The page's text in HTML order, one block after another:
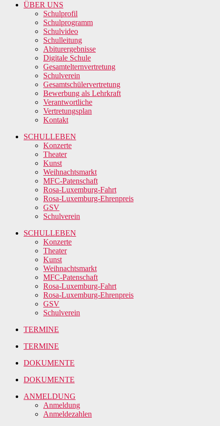
ÜBER UNS
Schulprofil
Schulprogramm
Schulvideo
Schulleitung
Abiturergebnisse
Digitale Schule
Gesamtelternvertretung
Schulverein
Gesamtschülervertretung
Bewerbung als Lehrkraft
Verantwortliche
Vertretungsplan
Kontakt
SCHULLEBEN
Konzerte
Theater
Kunst
Weihnachtsmarkt
MFC-Patenschaft
Rosa-Luxemburg-Fahrt
Rosa-Luxemburg-Ehrenpreis
GSV
Schulverein
SCHULLEBEN
Konzerte
Theater
Kunst
Weihnachtsmarkt
MFC-Patenschaft
Rosa-Luxemburg-Fahrt
Rosa-Luxemburg-Ehrenpreis
GSV
Schulverein
TERMINE
TERMINE
DOKUMENTE
DOKUMENTE
ANMELDUNG
Anmeldung
Anmeldezahlen